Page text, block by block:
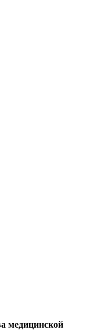
медицинской